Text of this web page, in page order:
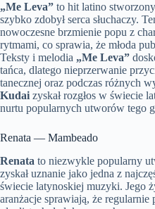
„Me Leva” to hit latino
szybko zdobył serca słuchaczy.
nowoczesne brzmienie popu z
rytmami, co sprawia, że młoda
Teksty i melodia „Me Leva”
tańca, dlatego nieprzerwanie
tanecznej oraz podczas różnych
Kudai zyskał rozgłos w świecie
nurtu popularnych utworów tego
Renata — Mambeado
Renata to niezwykle popularny
zyskał uznanie jako jedna z
świecie latynoskiej muzyki. Jego
aranżacje sprawiają, że